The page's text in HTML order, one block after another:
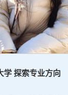
学 探索专业方向